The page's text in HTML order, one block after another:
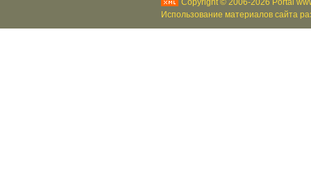
Copyright © 2006-2026 Portal
Использование материалов сайта